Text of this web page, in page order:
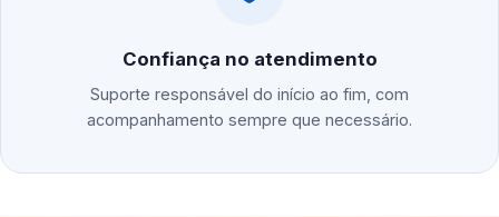
Confiança no atendimento
Suporte responsável do início ao fim, com
acompanhamento sempre que necessário.